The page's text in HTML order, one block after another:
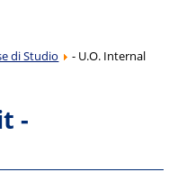
di Studio
- U.O. Internal
-